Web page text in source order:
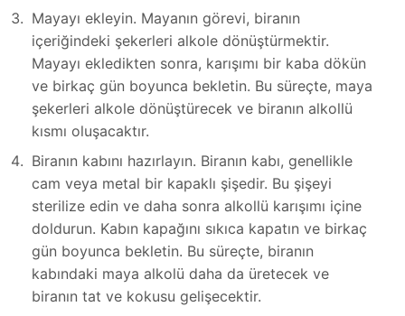
Mayayı ekleyin. Mayanın görevi, biranın
içeriğindeki şekerleri alkole dönüştürmektir.
Mayayı ekledikten sonra, karışımı bir kaba dökün
ve birkaç gün boyunca bekletin. Bu süreçte, maya
şekerleri alkole dönüştürecek ve biranın alkollü
kısmı oluşacaktır.
Biranın kabını hazırlayın. Biranın kabı, genellikle
cam veya metal bir kapaklı şişedir. Bu şişeyi
sterilize edin ve daha sonra alkollü karışımı içine
doldurun. Kabın kapağını sıkıca kapatın ve birkaç
gün boyunca bekletin. Bu süreçte, biranın
kabındaki maya alkolü daha da üretecek ve
biranın tat ve kokusu gelişecektir.